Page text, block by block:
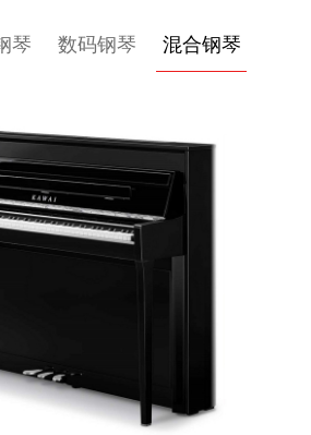
琴 数码钢琴 混合钢琴